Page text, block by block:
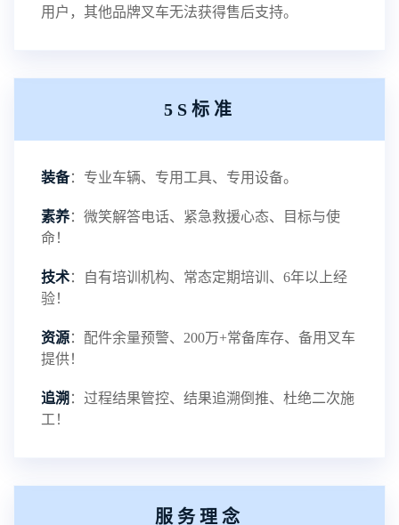
电瓶叉车-叉车百科 NEW
用户，其他品牌叉车无法获得售后支持。
5S标准
装备：专业车辆、专用工具、专用设备。
素养：微笑解答电话、紧急救援心态、目标与使
命！
技术：自有培训机构、常态定期培训、6年以上经
验！
资源：配件余量预警、200万+常备库存、备用叉车
提供！
追溯 ：过程结果管控、结果追溯倒推、杜绝二次施
工！
服务理念